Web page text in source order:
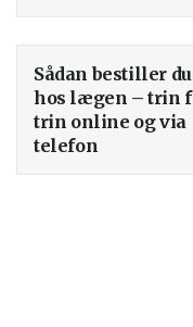
Sådan bestiller
hos lægen – trin
trin online og via
telefon